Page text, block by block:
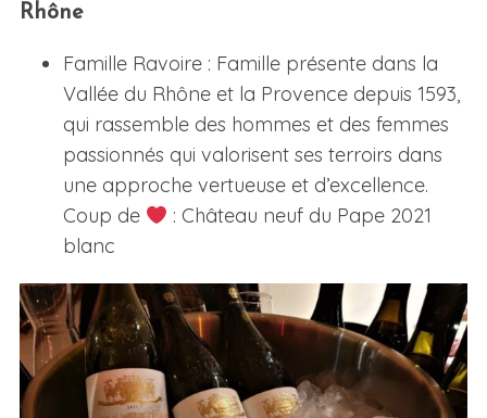
Rhône
Famille Ravoire : Famille présente dans la
Vallée du Rhône et la Provence depuis 1593,
qui rassemble des hommes et des femmes
passionnés qui valorisent ses terroirs dans
une approche vertueuse et d’excellence.
Coup de
: Château neuf du Pape 2021
blanc